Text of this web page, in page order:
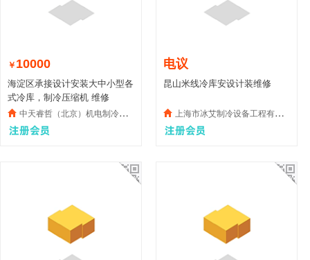
￥ 10000
海淀区承接设计安装大中小型各
式冷库，制冷压缩机 维修
中天睿哲（北京）机电制冷设备有限公司
电议
昆山米线冷库安设计装维修
上海市冰艾制冷设备工程有限公司